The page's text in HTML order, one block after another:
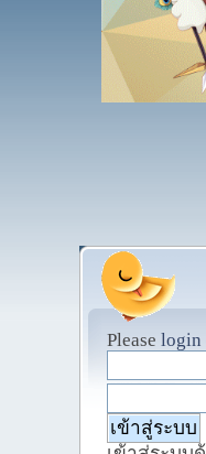
Please login